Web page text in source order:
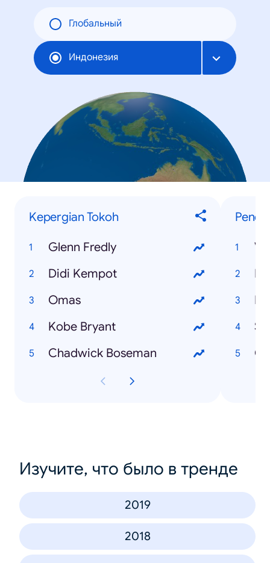
Глобальный
Индонезия
Kepergian Tokoh
Glenn Fredly
Didi Kempot
Omas
Kobe Bryant
Chadwick Boseman
Изучите, что было в тренде
2019
2018